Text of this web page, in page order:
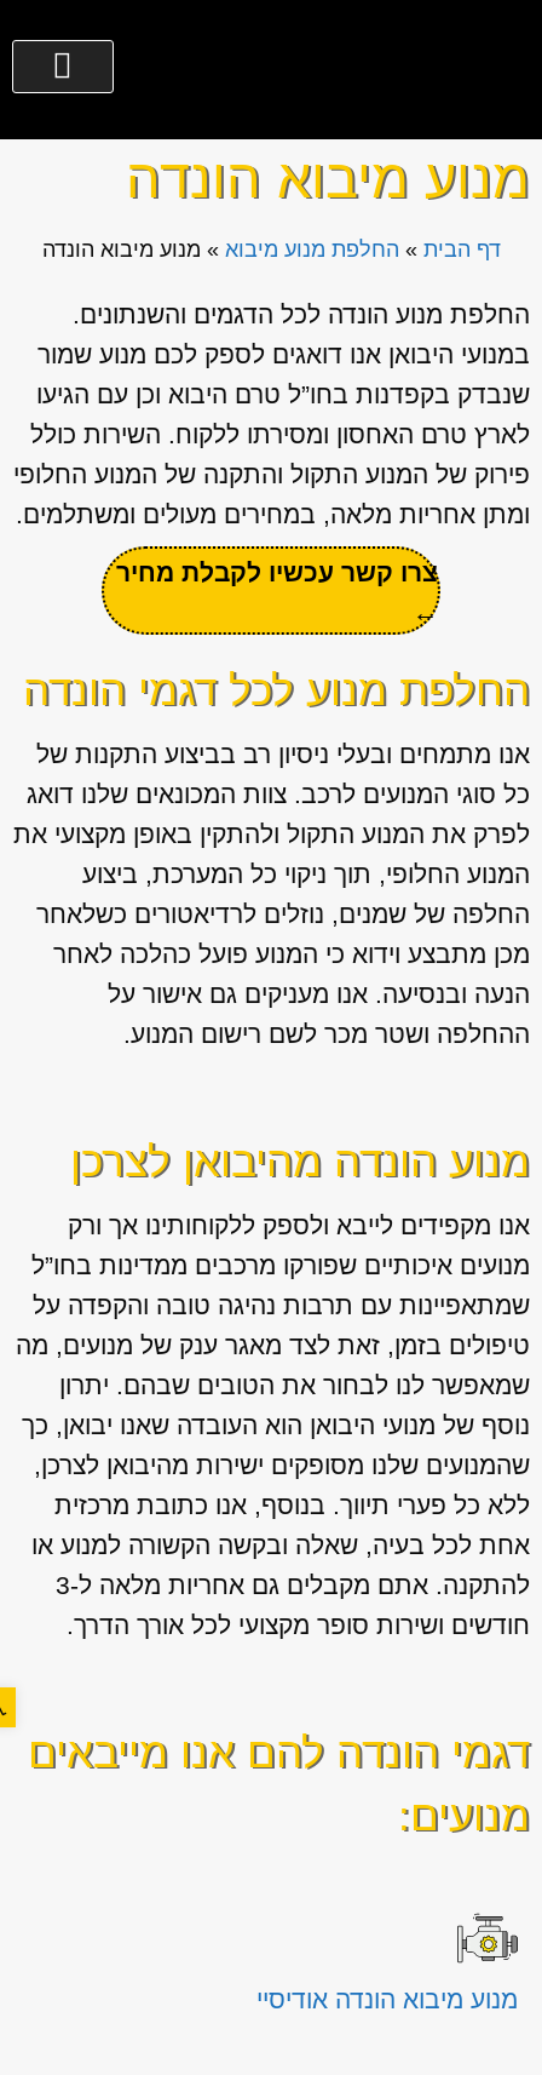
מנוע מיבוא הונדה
דף הבית»החלפת מנוע מיבוא»מנוע מיבוא הונדה
החלפת מנוע הונדה לכל הדגמים והשנתונים.
במנועי היבואן אנו דואגים לספק לכם מנוע שמור
שנבדק בקפדנות בחו”ל טרם היבוא וכן עם הגיעו
לארץ טרם האחסון ומסירתו ללקוח. השירות כולל
פירוק של המנוע התקול והתקנה של המנוע החלופי
ומתן אחריות מלאה, במחירים מעולים ומשתלמים.
צרו קשר עכשיו לקבלת מחיר
←
החלפת מנוע לכל דגמי הונדה
אנו מתמחים ובעלי ניסיון רב בביצוע התקנות של
כל סוגי המנועים לרכב. צוות המכונאים שלנו דואג
לפרק את המנוע התקול ולהתקין באופן מקצועי את
המנוע החלופי, תוך ניקוי כל המערכת, ביצוע
החלפה של שמנים, נוזלים לרדיאטורים כשלאחר
מכן מתבצע וידוא כי המנוע פועל כהלכה לאחר
הנעה ובנסיעה. אנו מעניקים גם אישור על
ההחלפה ושטר מכר לשם רישום המנוע.
מנוע הונדה מהיבואן לצרכן
אנו מקפידים לייבא ולספק ללקוחותינו אך ורק
מנועים איכותיים שפורקו מרכבים ממדינות בחו”ל
שמתאפיינות עם תרבות נהיגה טובה והקפדה על
טיפולים בזמן, זאת לצד מאגר ענק של מנועים, מה
שמאפשר לנו לבחור את הטובים שבהם. יתרון
נוסף של מנועי היבואן הוא העובדה שאנו יבואן, כך
שהמנועים שלנו מסופקים ישירות מהיבואן לצרכן,
ללא כל פערי תיווך. בנוסף, אנו כתובת מרכזית
אחת לכל בעיה, שאלה ובקשה הקשורה למנוע או
להתקנה. אתם מקבלים גם אחריות מלאה ל-3
חודשים ושירות סופר מקצועי לכל אורך הדרך.
דגמי הונדה להם אנו מייבאים
מנועים:
מנוע מיבוא הונדה אודיסיי